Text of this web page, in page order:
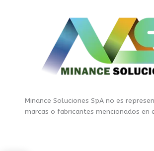
a
e
b
o
o
k
-
e
d
i
n
Minance Soluciones SpA no es
marcas o fabricantes mencionados en